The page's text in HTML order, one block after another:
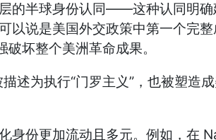
的半球身份认同——这种认同明确
以说是美国外交政策中第一个完
坏整个美洲革命成果。
述为执行“门罗主义”，也被塑造
身份更加流动且多元。例如，在